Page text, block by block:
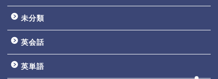
未分類
英会話
英単語
TOEIC3ヵ月で800点講座